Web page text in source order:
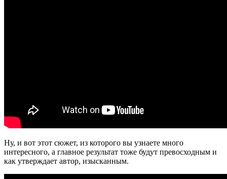
Ну, и вот этот сюжет, из которого вы узнаете много
интересного, а главное результат тоже будут превосходным и
как утверждает автор, изысканным.